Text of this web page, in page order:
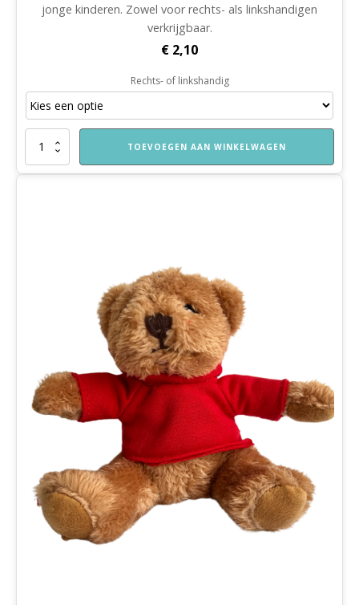
jonge kinderen. Zowel voor rechts- als linkshandigen
verkrijgbaar.
€ 2,10
Rechts- of linkshandig
Kinderschaar
TOEVOEGEN AAN WINKELWAGEN